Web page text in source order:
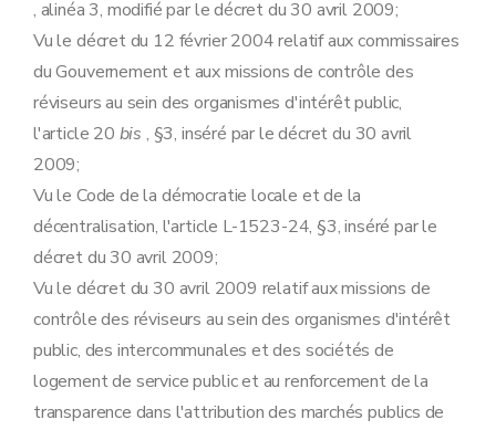
, alinéa 3, modifié par le décret du 30 avril 2009;
Vu le décret du 12 février 2004 relatif aux commissaires
du Gouvernement et aux missions de contrôle des
réviseurs au sein des organismes d'intérêt public,
l'article 20 bis , §3, inséré par le décret du 30 avril
2009;
Vu le Code de la démocratie locale et de la
décentralisation, l'article L-1523-24, §3, inséré par le
décret du 30 avril 2009;
Vu le décret du 30 avril 2009 relatif aux missions de
contrôle des réviseurs au sein des organismes d'intérêt
public, des intercommunales et des sociétés de
logement de service public et au renforcement de la
transparence dans l'attribution des marchés publics de